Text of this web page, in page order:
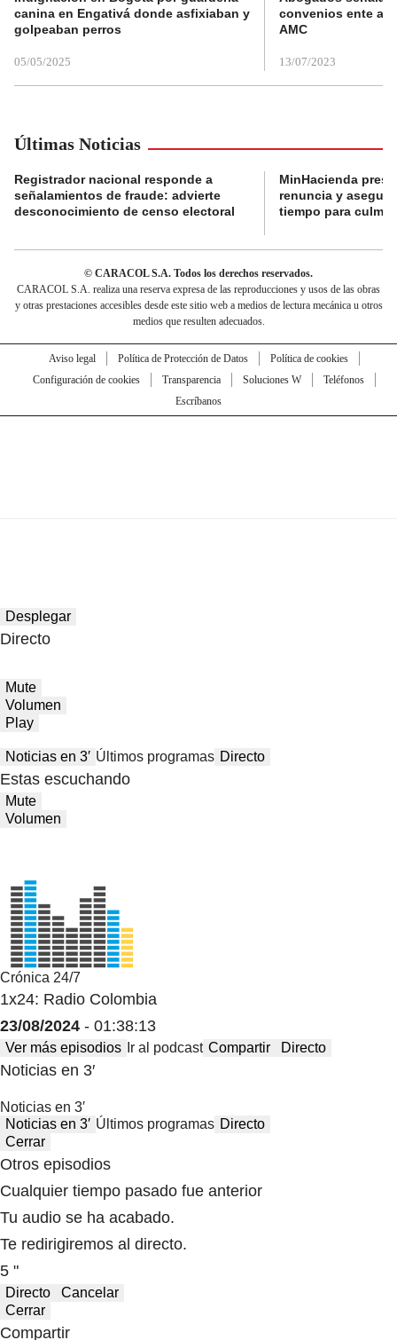
canina en Engativá donde asfixiaban y
golpeaban perros
05/05/2025
convenios ente
AMC
13/07/2023
Últimas Noticias
Registrador nacional responde a
señalamientos de fraude: advierte
desconocimiento de censo electoral
MinHacienda
renuncia y
tiempo para
© CARACOL S.A. Todos los derechos reservados.
CARACOL S.A. realiza una reserva expresa de las reproducciones y usos de las obras
y otras prestaciones accesibles desde este sitio web a medios de lectura mecánica u otros
medios que resulten adecuados.
Aviso legal Política de Protección de Datos
Política de cookies
Configuración de cookies
Transparencia Soluciones W
Teléfonos
Escríbanos
Desplegar
Directo
Mute
Volumen
Play
Noticias en 3′ Últimos programas Directo
Estas escuchando
Mute
Volumen
Crónica 24/7
1x24: Radio Colombia
23/08/2024 - 01:38:13
Ver más episodios Ir al podcast Compartir Directo
Noticias en 3′
Noticias en 3′
Noticias en 3′ Últimos programas Directo
Cerrar
Otros episodios
Cualquier tiempo pasado fue anterior
Tu audio se ha acabado.
Te redirigiremos al directo.
5 "
Directo
Cancelar
Cerrar
Compartir